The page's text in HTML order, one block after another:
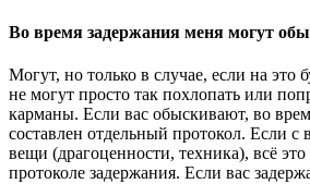
Во время задержания меня могут
Могут, но только в случае, если на это
не могут просто так похлопать или
карманы. Если вас обыскивают, во
составлен отдельный протокол. Если
вещи (драгоценности, техника), всё
протоколе задержания. Если вас